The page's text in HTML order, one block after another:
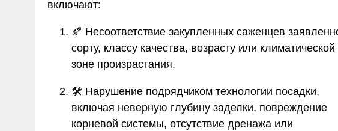
включают:
🍂 Несоответствие закупленных саженцев
сорту, классу качества, возрасту или климатической
зоне произрастания.
🛠 Нарушение подрядчиком технологии посадки,
включая неверную глубину заделки, повреждение
корневой системы, отсутствие дренажа или